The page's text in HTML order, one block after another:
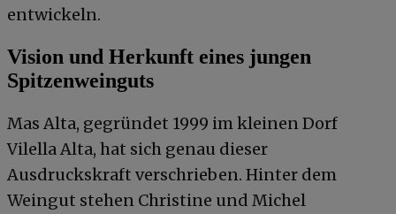
entwickeln.
Vision und Herkunft eines jungen
Spitzenweinguts
Mas Alta, gegründet 1999 im kleinen Dorf
Vilella Alta, hat sich genau dieser
Ausdruckskraft verschrieben. Hinter dem
Weingut stehen Christine und Michel